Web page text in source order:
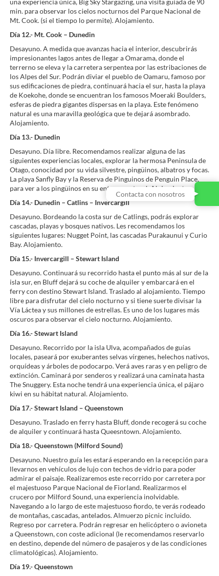
una experiencia única, Big Sky Stargazing, una visita guiada de 90
min. para observar los cielos nocturnos del Parque Nacional de
Mt. Cook. (si el tiempo lo permite). Alojamiento.
Día 12.- Mt. Cook – Dunedin
Desayuno. A medida que avanzas hacia el interior, descubrirás
impresionantes lagos antes de llegar a Omarama, donde el
terrerno se eleva y la carretera serpentea por las estribaciones de
los Alpes del Sur. Podrán diviar el pueblo de Oamaru, famoso por
sus edificaciones de piedra, continuará hacia el sur, hasta la playa
de Koekohe, donde se encuentran los famosos Moeraki Boulders,
esferas de piedra gigantes dispersas en la playa. Este fenómeno
natural es una maravilla geológica que te dejará asombrado.
Alojamiento.
Día 13.- Dunedin
Desayuno. Día libre. Recomendamos realizar alguna de las
siguientes experiencias locales, explorar la hermosa Peninsula de
Otago, conocidad por su vida silvestre, pingüinos, albatros y focas.
La playa Sanfly Bay y la Reserva de Pinguinos de Penguin Place,
para ver a los pingüinos en su entorno natural. Alojamiento.
Día 14.- Dunedin – Catlins – Invercargill
Desayuno. Bordeando la costa sur de Catlings, podrás explorar
cascadas, playas y bosques nativos. Les recomendamos los
siguientes lugares: Nugget Point, las cascadas Purakaunui y Curio
Bay. Alojamiento.
Día 15.- Invercargill – Stewart Island
Desayuno. Continuará su recorrido hasta el punto más al sur de la
isla sur, en Bluff dejará su coche de alquiler y embarcará en el
ferry con destino Stewart Island. Traslado al alojamiento. Tiempo
libre para disfrutar del cielo nocturno y si tiene suerte divisar la
Vía Láctea y sus millones de estrellas. Es uno de los lugares más
oscuros para observar el cielo nocturno. Alojamiento.
Día 16.- Stewart Island
Desayuno. Recorrido por la isla Ulva, acompañados de guías
locales, paseará por exuberantes selvas vírgenes, helechos nativos,
orquídeas y árboles de podocarpo. Verá aves raras y en peligro de
extinción. Caminará por senderos y realizará una caminata hasta
The Snuggery. Esta noche tendrá una experiencia única, el pájaro
kiwi en su hábitat natural. Alojamiento.
Día 17.- Stewart Island – Queenstown
Desayuno. Traslado en ferry hasta Bluff, donde recogerá su coche
de alquiler y continuará hasta Queesntown. Alojamiento.
Día 18.- Queenstown (Milford Sound)
Desayuno. Nuestro guía les estará esperando en la recepción para
llevarnos en vehículos de lujo con techos de vidrio para poder
admirar el paisaje. Realizaremos este recorrido por carretera por
el majestuoso Parque Nacional de Fiorland. Realizarmos el
crucero por Milford Sound, una experiencia inolvidable.
Navegando a lo largo de este majestuoso fiordo, te verás rodeado
de montañas, cascadas, antelados. Almuerzo picnic incluido.
Regreso por carretera. Podrán regresar en helicóptero o avioneta
a Queenstown, con coste adicional (le recomendamos reservarlo
en destino, depende del número de pasajeros y de las condiciones
climatológicas). Alojamiento.
Día 19.- Queenstown
Contacta con nosotros